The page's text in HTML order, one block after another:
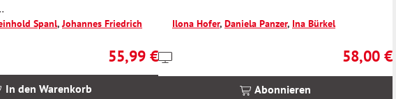
Download der
Spanl,Johannes Friedrich
Regulärer Preis:
55,99 €
In den Warenkorb
Ilona Hofer, Daniela Panzer, Ina Bürkel
58,00 €
Preise
Abonnieren